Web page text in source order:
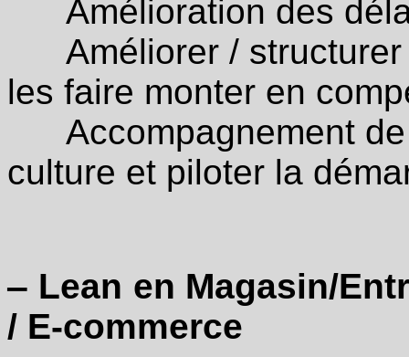
Amélioration des
Améliorer / structurer
les faire monter en
Accompagnement de
culture et piloter la
‒ Lean en Magasin/
/ E-commerce